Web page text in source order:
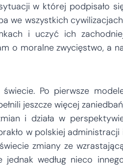
w której podpisało
we wszystkich
i uczyć ich
o moralne zwycięstwo, a
Po pierwsze
jeszcze więcej
i działa w
w polskiej administracji
zmiany ze
według nieco